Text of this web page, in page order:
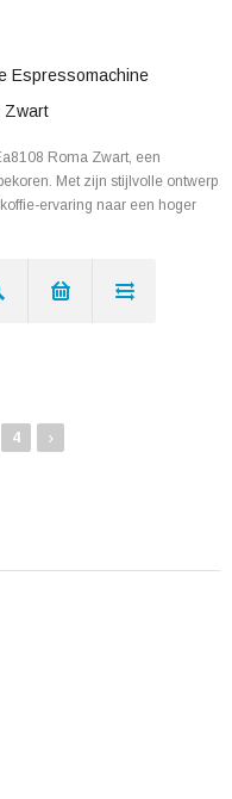
Espressomachine
Zwart
Roma Zwart, een
Met zijn stijlvolle ontwerp
ervaring naar een hoger
4 ›